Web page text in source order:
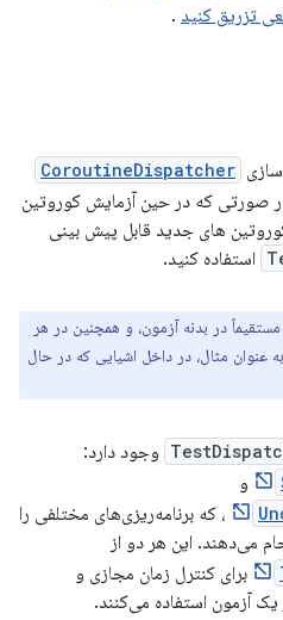
تزریق کنید .
سازی CoroutineDispatcher
صورتی که در حین آزمایش کوروتین
های جدید قابل پیش بینی
استفاده کنید.
در بدنه آزمون، و همچنین در هر
عنوان مثال، در داخل اشیایی که در حال
وجود دارد:
و
، که برنامه‌ریزی‌های مختلفی را
می‌دهند. این هر دو از
برای کنترل زمان مجازی و
آزمون استفاده می‌کنند.